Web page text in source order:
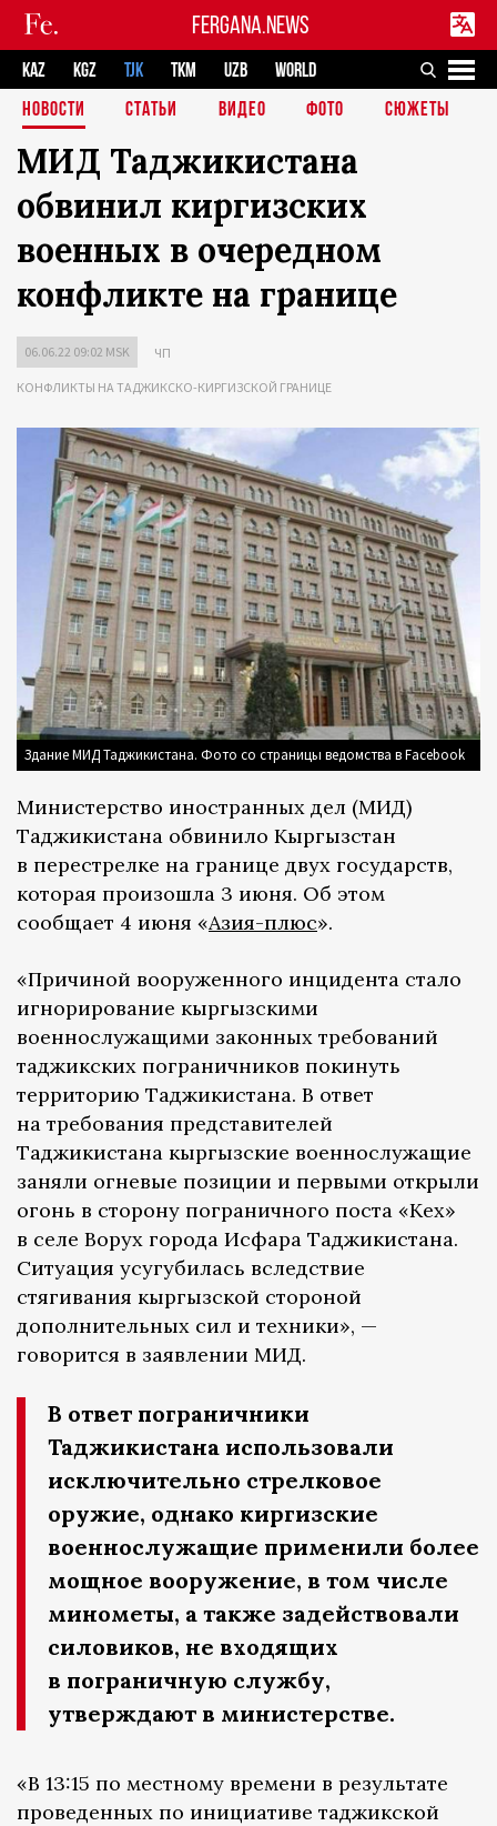
FERGANA.NEWS
KAZ KGZ TJK TKM UZB
WORLD
НОВОСТИ
СТАТЬИ ВИДЕО ФОТО СЮЖЕТЫ
МИД Таджикистана
обвинил киргизских
военных в очередном
конфликте на границе
06.06.22 09:02 MSK ЧП
КОНФЛИКТЫ НА ТАДЖИКСКО-КИРГИЗСКОЙ ГРАНИЦЕ
Здание МИД Таджикистана. Фото со страницы ведомства в Facebook
Министерство иностранных дел (МИД)
Таджикистана обвинило Кыргызстан
в перестрелке на границе двух государств,
которая произошла 3 июня. Об этом
сообщает 4 июня «Азия-плюс».
«Причиной вооруженного инцидента стало
игнорирование кыргызскими
военнослужащими законных требований
таджикских пограничников покинуть
территорию Таджикистана. В ответ
на требования представителей
Таджикистана кыргызские военнослужащие
заняли огневые позиции и первыми открыли
огонь в сторону пограничного поста «Кех»
в селе Ворух города Исфара Таджикистана.
Ситуация усугубилась вследствие
стягивания кыргызской стороной
дополнительных сил и техники», —
говорится в заявлении МИД.
В ответ пограничники
Таджикистана использовали
исключительно стрелковое
оружие, однако киргизские
военнослужащие применили более
мощное вооружение, в том числе
минометы, а также задействовали
силовиков, не входящих
в пограничную службу,
утверждают в министерстве.
«В 13:15 по местному времени в результате
проведенных по инициативе таджикской